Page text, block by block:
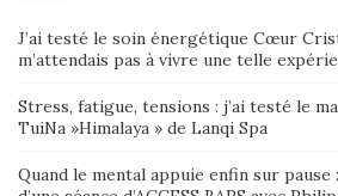
J’ai testé le soin énergétique Cœur
m’attendais pas à vivre une telle
Stress, fatigue, tensions : j’ai testé le
TuiNa »Himalaya » de Lanqi Spa
Quand le mental appuie enfin sur pause